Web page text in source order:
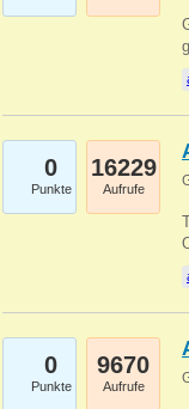
0
Punkte
16229
Aufrufe
0
Punkte
9670
Aufrufe